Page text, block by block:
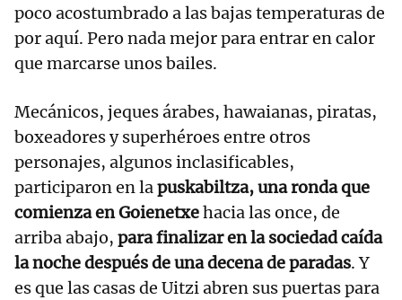
poco acostumbrado a las bajas temperaturas de
por aquí. Pero nada mejor para entrar en calor
que marcarse unos bailes.
Mecánicos, jeques árabes, hawaianas, piratas,
boxeadores y superhéroes entre otros
personajes, algunos inclasificables,
participaron en lapuskabiltza, una ronda que
comienza en Goienetxehacia las once, de
arriba abajo, para finalizar en la sociedad caída
la noche después de una decena de paradas. Y
es que las casas de Uitzi abren sus puertas para